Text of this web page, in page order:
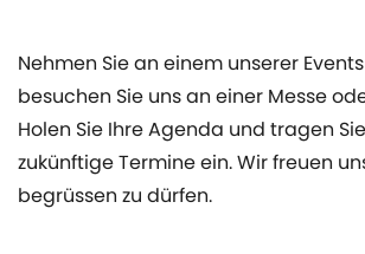
Nehmen Sie an einem unserer
besuchen Sie uns an einer Messe
Holen Sie Ihre Agenda und tragen
zukünftige Termine ein. Wir freuen
begrüssen zu dürfen.